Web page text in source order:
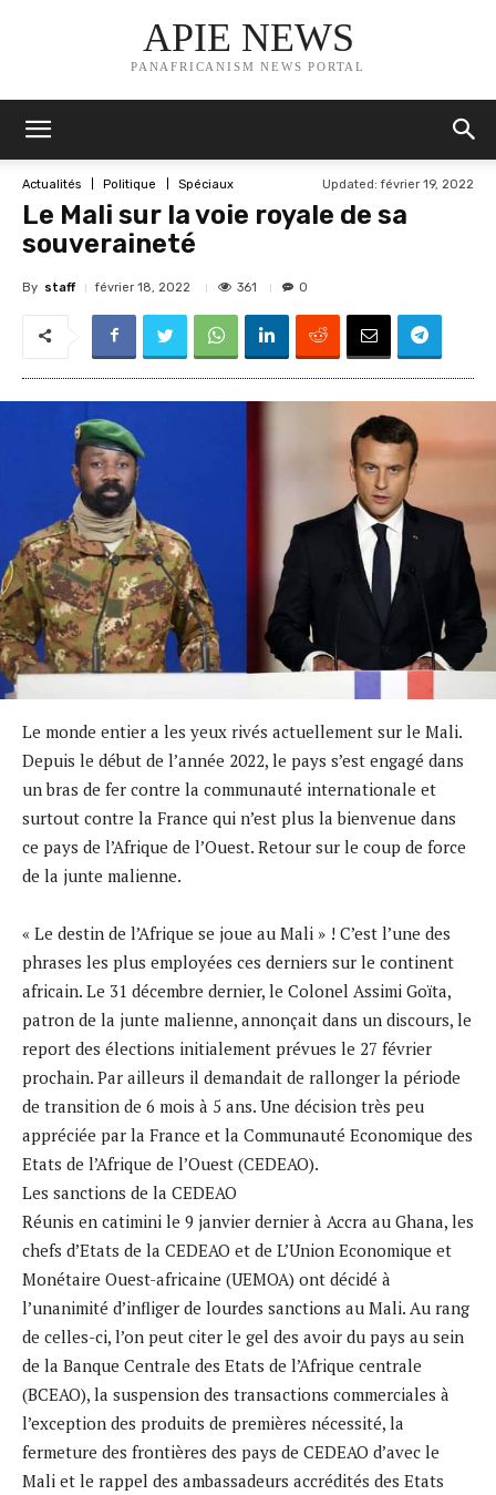
APIE NEWS
PANAFRICANISM NEWS PORTAL
Actualités Politique Spéciaux Updated: février 19, 2022
Le Mali sur la voie royale de sa
souveraineté
By staff février 18, 2022 361 0
Le monde entier a les yeux rivés actuellement sur le Mali.
Depuis le début de l’année 2022, le pays s’est engagé dans
un bras de fer contre la communauté internationale et
surtout contre la France qui n’est plus la bienvenue dans
ce pays de l’Afrique de l’Ouest. Retour sur le coup de force
de la junte malienne.
« Le destin de l’Afrique se joue au Mali » ! C’est l’une des
phrases les plus employées ces derniers sur le continent
africain. Le 31 décembre dernier, le Colonel Assimi Goïta,
patron de la junte malienne, annonçait dans un discours, le
report des élections initialement prévues le 27 février
prochain. Par ailleurs il demandait de rallonger la période
de transition de 6 mois à 5 ans. Une décision très peu
appréciée par la France et la Communauté Economique des
Etats de l’Afrique de l’Ouest (CEDEAO).
Les sanctions de la CEDEAO
Réunis en catimini le 9 janvier dernier à Accra au Ghana, les
chefs d’Etats de la CEDEAO et de L’Union Economique et
Monétaire Ouest-africaine (UEMOA) ont décidé à
l’unanimité d’infliger de lourdes sanctions au Mali. Au rang
de celles-ci, l’on peut citer le gel des avoir du pays au sein
de la Banque Centrale des Etats de l’Afrique centrale
(BCEAO), la suspension des transactions commerciales à
l’exception des produits de premières nécessité, la
fermeture des frontières des pays de CEDEAO d’avec le
Mali et le rappel des ambassadeurs accrédités des Etats